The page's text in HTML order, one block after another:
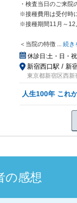
・検査当日のご来
※接種費用は受付時
※接種期間11月～12
＜当院の特徴 ... 続き
休診日:土・日・
新宿西口駅 / 新
東京都新宿区西
人生100年 これ
の感想